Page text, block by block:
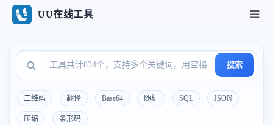
UU在线工具
搜索
二维码 翻译 Base64 随机 SQL JSON
压缩 条形码